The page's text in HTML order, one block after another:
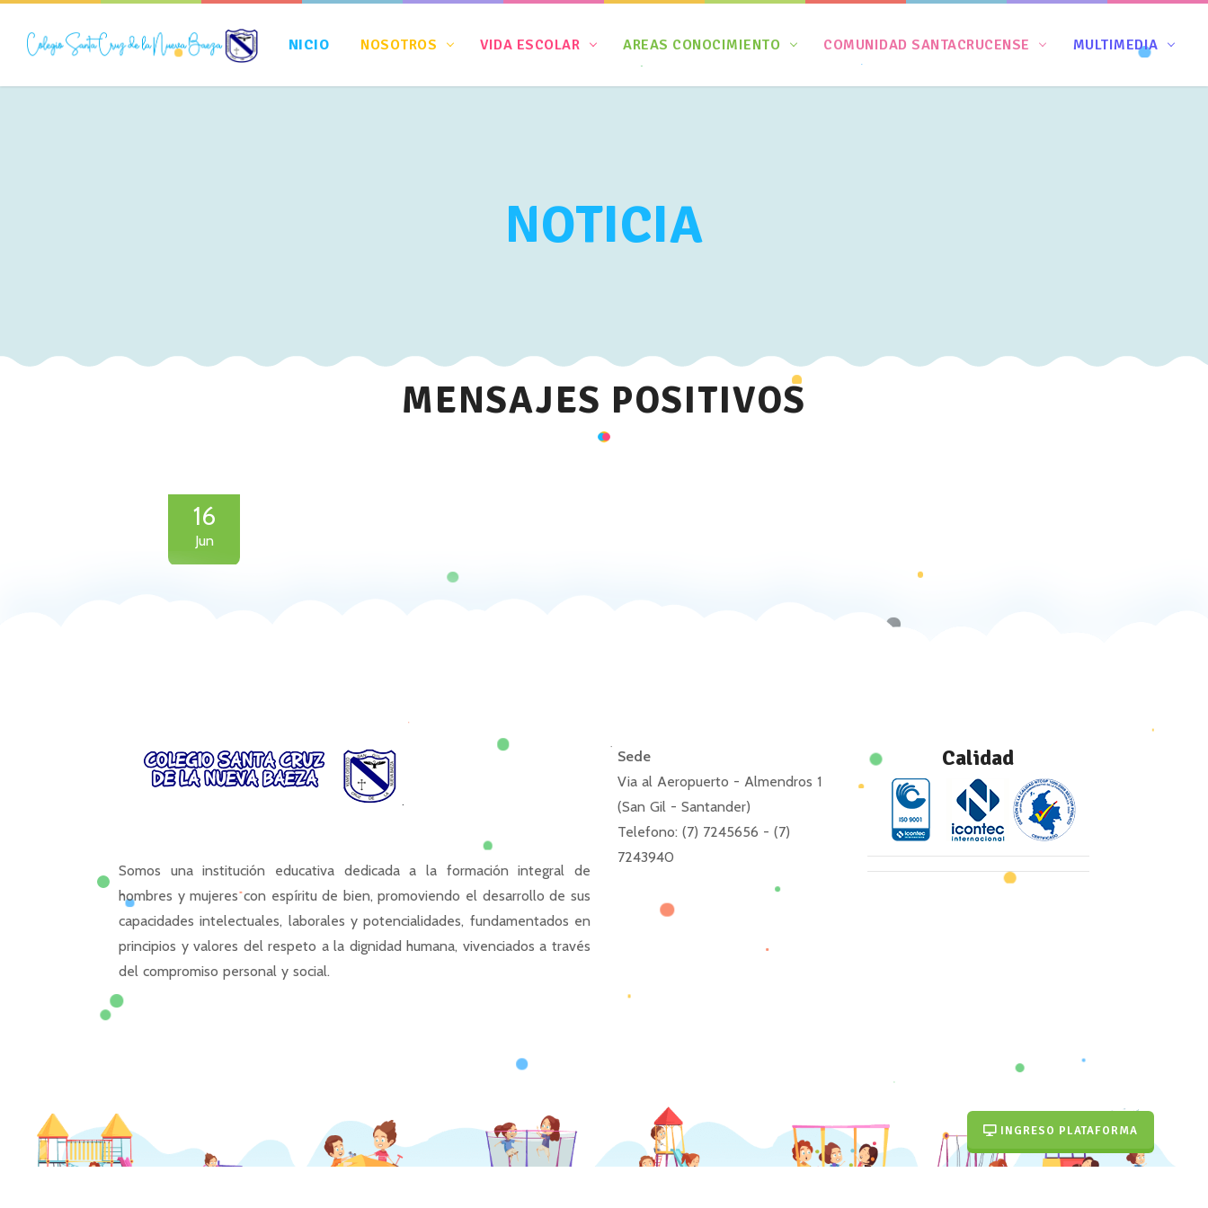
INGRESO PLATAFORMA
NICIO NOSOTROS VIDA ESCOLAR AREAS CONOCIMIENTO COMUNIDAD SANTACRUCENSE MULTIMEDIA
NOTICIA
MENSAJES POSITIVOS
16
Jun
Somos una institución educativa dedicada a la formación integral de
hombres y mujeres con espíritu de bien, promoviendo el desarrollo de sus
capacidades intelectuales, laborales y potencialidades, fundamentados en
principios y valores del respeto a la dignidad humana, vivenciados a través
del compromiso personal y social.
Sede
Via al Aeropuerto - Almendros 1
(San Gil - Santander)
Telefono: (7) 7245656 - (7)
7243940
Calidad